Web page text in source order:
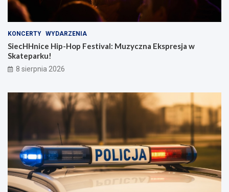
KONCERTY WYDARZENIA
SiecHHnice Hip-Hop Festival: Muzyczna Ekspresja w
Skateparku!
8 sierpnia 2026